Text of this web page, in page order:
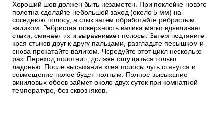
Хороший шов должен быть незаметен. При поклейке нового
полотна сделайте небольшой заход (около 5 мм) на
соседнюю полосу, а стык затем обработайте ребристым
валиком. Ребристая поверхность валика мягко вдавливает
стыки, сминает их и выравнивает полосы. Затем подтяните
края стыков друг к другу пальцами, разгладьте перышком и
снова прокатайте валиком. Чередуйте этот цикл несколько
раз. Переход полотнищ должен ощущаться только
ладонью. После высыхания клея полосы чуть стянутся и
совмещение полос будет полным. Полное высыхание
виниловых обоев займет около двух суток при комнатной
температуре, без сквозняков.